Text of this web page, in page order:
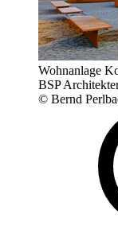
Wohnanlage
BSP
© Bernd